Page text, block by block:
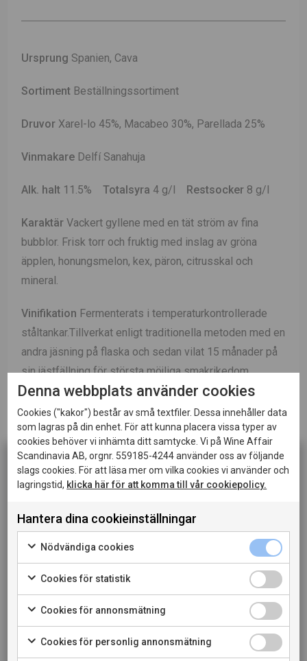
Ursprung Spanien, Cava
Sortiment Beställningssortiment
Druvor Xarel-lo 45%, Macabeo 30%, Parellada 25%
Vinmakare Delfí Sanahuja
Alk. halt 11.5% Totalsyra 4 g/l Restsocker 8 g/l
Karaktär Vackert gyllene med en tät ström av fina
bubblor. Frisk torr och fruktig med inslag av gröna
äpplen, honungsmelon, kex, päron, citrusskal och
mineral.
Vinifikation Fermenterats i temperaturkontrollerade
ståltankar.Tillverkat enligt traditionella metoden med en
andra jäsning på flaska och sedan vilat 15 månader på
sin jästfällning för största möjliga smakrikedom.
Välkomstskål, mingel eller till rätter av fisk
och skaldjur.
LADDA NER PRODUKTBLAD
LÄS MER OM PRODUCENTEN
Denna webbplats använder cookies
Cookies ("kakor") består av små textfiler. Dessa innehåller data
som lagras på din enhet. För att kunna placera vissa typer av
cookies behöver vi inhämta ditt samtycke. Vi på Wine Affair
Scandinavia AB, orgnr. 559185-4244 använder oss av följande
slags cookies. För att läsa mer om vilka cookies vi använder och
lagringstid, klicka här för att komma till vår cookiepolicy.
Hantera dina cookieinställningar
Nödvändiga cookies
Cookies för statistik
Cookies för annonsmätning
Cookies för personlig annonsmätning
Denna sida innehåller information om alkoholhaltiga
När jag bekräftar att jag är 20 år eller äldre godkänner
jag också att webbplatsen använder cookies.